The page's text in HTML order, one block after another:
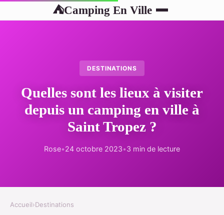
⛺Camping En Ville
DESTINATIONS
Quelles sont les lieux à visiter
depuis un camping en ville à
Saint Tropez ?
Rose•24 octobre 2023•3 min de lecture
Accueil›Destinations